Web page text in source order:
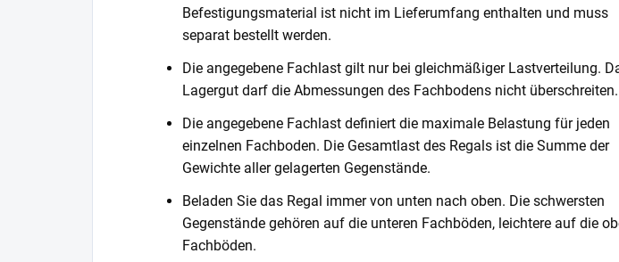
Befestigungsmaterial ist nicht im Lieferumfang enthalten und muss
separat bestellt werden.
Die angegebene Fachlast gilt nur bei gleichmäßiger Lastverteilung.
Lagergut darf die Abmessungen des Fachbodens nicht überschreiten.
Die angegebene Fachlast definiert die maximale Belastung für jeden
einzelnen Fachboden. Die Gesamtlast des Regals ist die Summe der
Gewichte aller gelagerten Gegenstände.
Beladen Sie das Regal immer von unten nach oben. Die schwersten
Gegenstände gehören auf die unteren Fachböden, leichtere auf die
Fachböden.